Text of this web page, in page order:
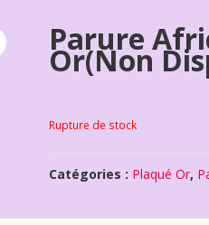
Parure
Or(non
Rupture de stock
Catégories : Plaqué Or,